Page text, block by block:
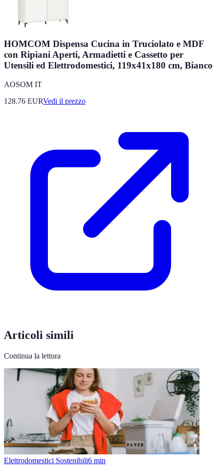
HOMCOM Dispensa Cucina in Truciolato e MDF
con Ripiani Aperti, Armadietti e Cassetto per
Utensili ed Elettrodomestici, 119x41x180 cm, Bianco
AOSOM IT
128.76 EURVedi il prezzo
Articoli simili
Continua la lettura
Elettrodomestici Sostenibili6 min